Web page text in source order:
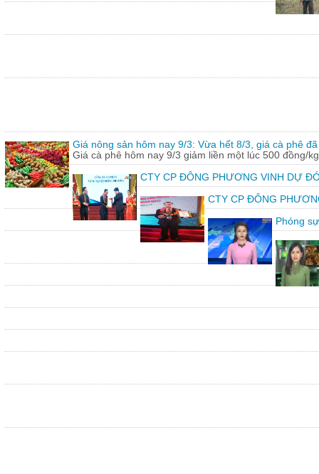
Giá nông sản hôm nay 9/3: Vừa hết 8/3, giá cà phê
Giá cà phê hôm nay 9/3 giảm liền một lúc 500 đồng/
CTY CP ĐÔNG PHƯƠNG VINH DỰ
CTY CP ĐÔNG
Phóng